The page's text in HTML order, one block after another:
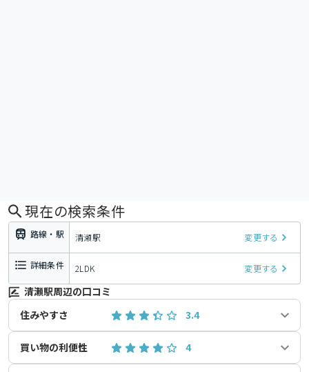
現在の検索条件
路線・駅 清瀬駅 変更する
詳細条件 2LDK 変更する
清瀬駅周辺の口コミ
住みやすさ
3.4
買い物の利便性 4